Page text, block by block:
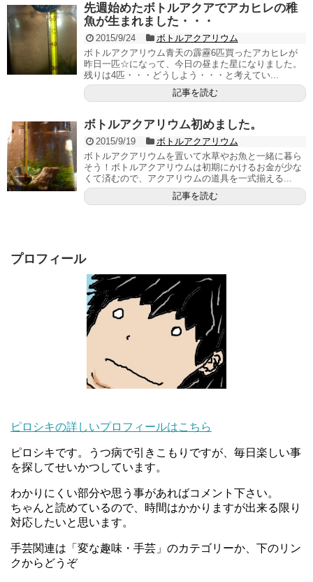
先週始めたボトルアクアでアカヒレの稚
魚が生まれました・・・
2015/9/24
ボトルアクアリウム
ボトルアクアリウム青天の霹靂6匹買ったアカヒレが
昨日一匹☆になって、今日の昼また星になりました。
残りは4匹・・・どうしよう・・・と考えてい...
記事を読む
ボトルアクアリウム初めました。
2015/9/19
ボトルアクアリウム
ボトルアクアリウムを置いて水草やお魚と一緒に暮ら
そう！ボトルアクアリウムは初期にかけるお金が少な
くて済むので、アクアリウムの道具を一式揃える...
記事を読む
プロフィール
ピロシキの詳しいプロフィールはこちら
ピロシキです。うつ病で引きこもりですが、毎日楽しい事
を探してせいかつしています。
わかりにくい部分や思う事があればコメント下さい。
ちゃんと読めているので、時間はかかりますが出来る限り
対応したいと思います。
手芸関連は「変な趣味・手芸」のカテゴリーか、下のリン
クからどうぞ